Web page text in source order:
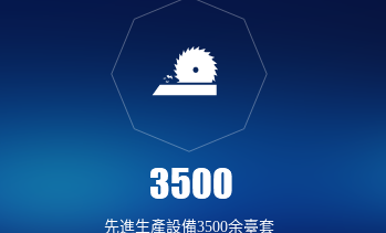
先進生產設備3500余臺套